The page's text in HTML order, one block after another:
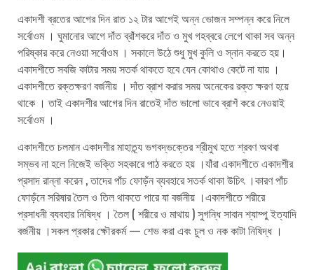
একাদশী ব্রতের আগের দিন রাত ১২ টার আগেই অন্ন ভোজন সম্পন্ন করে নিলে
সর্বোওম । ঘুমানোর আগে দাঁত ব্রাঁশকরে দাঁত ও মুখ গহব্বরে লেগে থাকা সব অন্ন
পরিষ্কার করে নেওয়া সর্বোওম । সকালে উঠে শুধু মুখ কুলি ও স্নান করতে হয়।
একাদশীতে সবজি কাটার সময় সতর্ক থাকতে হবে যেন কোথাও কেটে না যায় ।
একাদশীতে রক্তক্ষরণ বর্জনীয় । দাঁত ব্রাশ করার সময় অনেকের রক্ত ক্ষরণ হয়ে
থাকে । তাই একাদশীর আগের দিন রাতেই দাঁত ভালো ভাবে ব্রাশঁ করে নেওয়াই
সর্বোওম ।
একাদশীতে চলমান একাদশীর মাহাত্ন্য ভগবদ্ভক্তের শ্রীমুখ হতে শ্রবণ অথবা
সম্ভব না হলে নিজেই ভক্তি সহকারে পাঠ করতে হয় ।যাঁরা একাদশীতে একাদশীর
প্রসাদ রান্না করেন , তাদের পাঁচ ফোড়ঁন ব্যবহারে সতর্ক থাকা উচিৎ ।কারণ পাঁচ
ফোড়ঁনে সরিষার তৈল ও তিল থাকতে পারে যা বর্জনীয় ।একাদশীতে শরীরে
প্রসাধনী ব্যবহার নিষিদ্ধ । তৈল ( শরীরে ও মাথায় ) সুগন্ধি সাবান শ্যাম্পু ইত্যাদি
বর্জনীয় ।সকল প্রকার ক্ষৌরকর্ম — শেভ করা এবং চুল ও নক কাটা নিষিদ্ধ ।